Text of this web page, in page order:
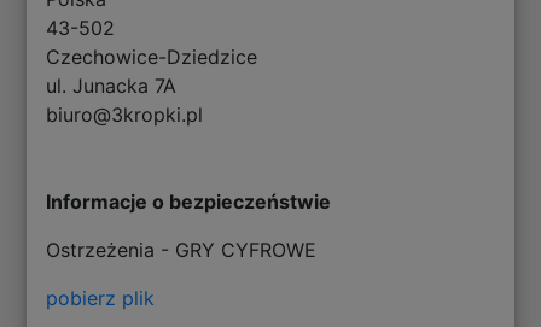
43-502
Czechowice-Dziedzice
ul. Junacka 7A
biuro@3kropki.pl
Informacje o bezpieczeństwie
Ostrzeżenia - GRY CYFROWE
pobierz plik